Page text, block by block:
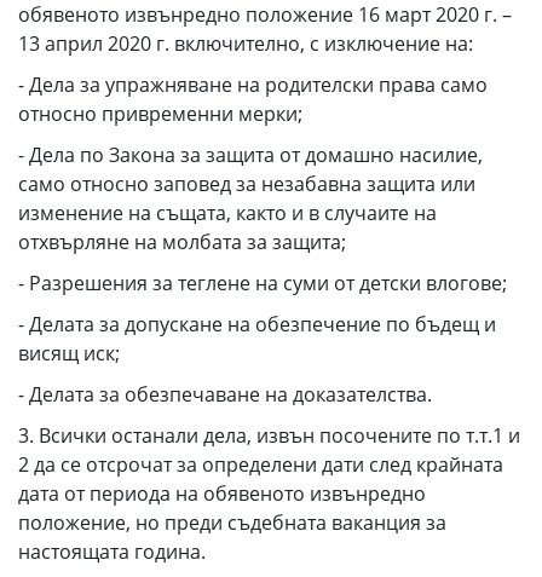
обявеното извънредно положение 16 март 2020 г. –
13 април 2020 г. включително, с изключение на:
- Дела за упражняване на родителски права само
относно привременни мерки;
- Дела по Закона за защита от домашно насилие,
само относно заповед за незабавна защита или
изменение на същата, както и в случаите на
отхвърляне на молбата за защита;
- Разрешения за теглене на суми от детски влогове;
- Делата за допускане на обезпечение по бъдещ и
висящ иск;
- Делата за обезпечаване на доказателства.
3. Всички останали дела, извън посочените по т.т.1 и
2 да се отсрочат за определени дати след крайната
дата от периода на обявеното извънредно
положение, но преди съдебната ваканция за
настоящата година.